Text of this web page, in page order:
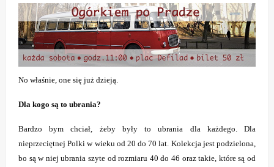
No właśnie, one się już dzieją.
Dla kogo są to ubrania?
Bardzo bym chciał, żeby były to ubrania dla każdego. Dla
nieprzeciętnej Polki w wieku od 20 do 70 lat. Kolekcja jest podzielona,
bo są w niej ubrania szyte od rozmiaru 40 do 46 oraz takie, które są od